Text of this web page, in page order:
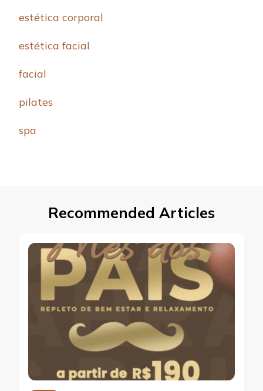
estética corporal
estética facial
facial
pilates
spa
Recommended Articles